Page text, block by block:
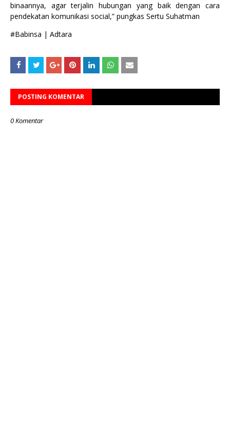
binaannya, agar terjalin hubungan yang baik dengan cara
pendekatan komunikasi social,” pungkas Sertu Suhatman
#Babinsa | Adtara
POSTING KOMENTAR
0 Komentar